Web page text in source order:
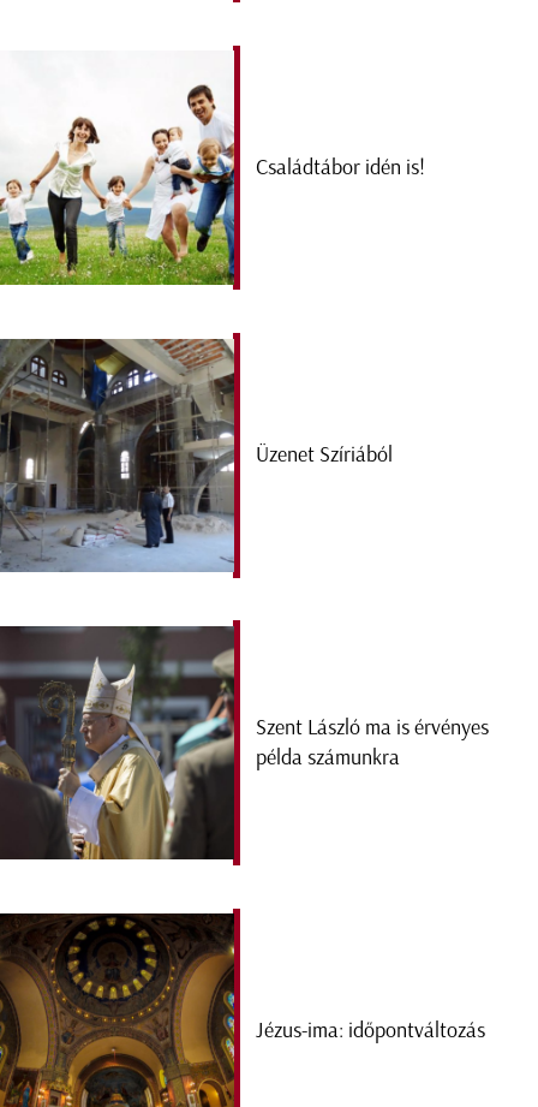
Családtábor idén is!
Üzenet Szíriából
Szent László ma is érvényes
példa számunkra
Jézus-ima: időpontváltozás